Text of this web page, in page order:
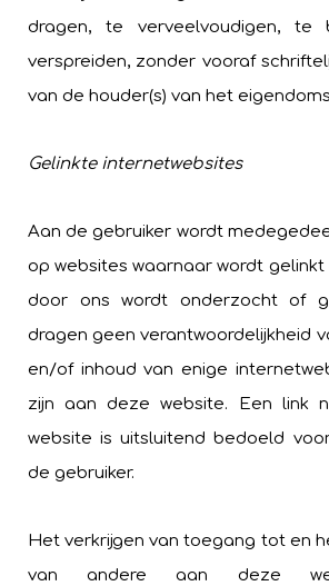
dragen, te verveelvoudigen, te
verspreiden, zonder vooraf
van de houder(s) van het
Gelinkte internetwebsites
Aan de gebruiker wordt
op websites waarnaar wordt gelinkt
door ons wordt onderzocht of
dragen geen verantwoordelijkheid
en/of inhoud van enige
zijn aan deze website. Een link
website is uitsluitend bedoeld
de gebruiker.
Het verkrijgen van toegang tot en
van andere aan deze